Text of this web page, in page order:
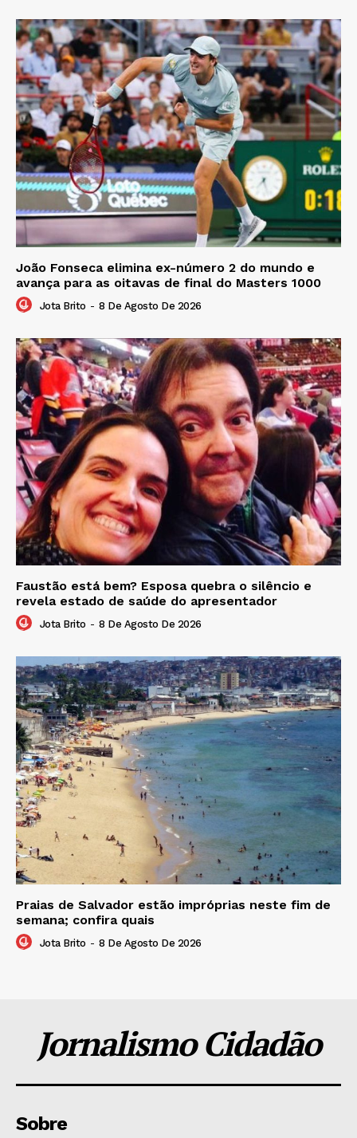
João Fonseca elimina ex-número 2 do mundo e
avança para as oitavas de final do Masters 1000
Jota Brito - 8 De Agosto De 2026
Faustão está bem? Esposa quebra o silêncio e
revela estado de saúde do apresentador
Jota Brito - 8 De Agosto De 2026
Praias de Salvador estão impróprias neste fim de
semana; confira quais
Jota Brito - 8 De Agosto De 2026
Jornalismo Cidadão
Sobre